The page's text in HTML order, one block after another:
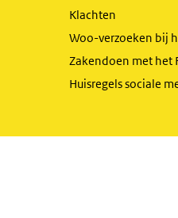
Klachten
Woo-verzoeken bij
Zakendoen met het
Huisregels sociale